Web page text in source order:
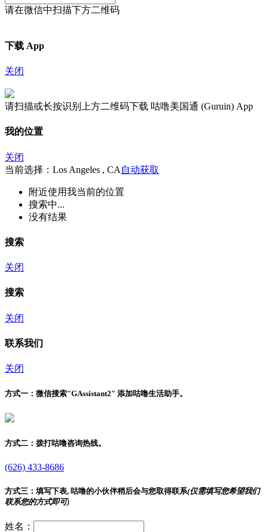
请在微信中扫描下方二维码
下载 App
关闭
请扫描或长按识别上方二维码下载 咕噜美国通 (Guruin) App
我的位置
关闭
当前选择：Los Angeles , CA 自动获取
附近使用我当前的位置
搜索中...
没有结果
搜索
关闭
搜索
关闭
联系我们
关闭
方式一： 微信搜索"GAssistant2" 添加咕噜生活助手。
方式二： 拨打咕噜咨询热线。
(626) 433-8686
方式三： 填写下表, 咕噜的小伙伴稍后会与您取得联系(仅需填写您希望我们
联系您的方式即可)
姓名：